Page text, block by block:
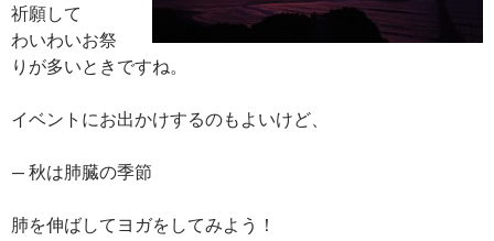
祈願して
わいわいお祭
りが多いときですね。
イベントにお出かけするのもよいけど、
— 秋は肺臓の季節
肺を伸ばしてヨガをしてみよう！